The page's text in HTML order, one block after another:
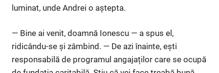
luminat, unde Andrei o aștepta.
— Bine ai venit, doamnă Ionescu — a spus el,
ridicându-se și zâmbind. — De azi înainte, ești
responsabilă de programul angajaților care se ocupă